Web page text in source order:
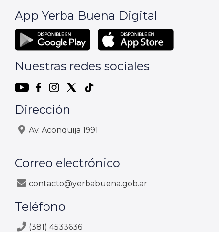
App Yerba Buena Digital
Nuestras redes sociales
Dirección
Av. Aconquija 1991
Correo electrónico
contacto@yerbabuena.gob.ar
Teléfono
(381) 4533636